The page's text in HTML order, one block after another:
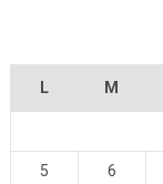
L M
5 6